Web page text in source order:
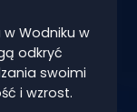
Wodniku w
odkryć
swoimi
i wzrost.